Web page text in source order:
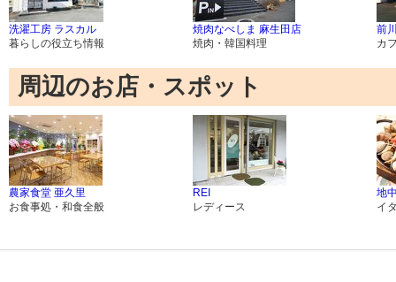
洗濯工房 ラスカル
暮らしの役立ち情報
焼肉なべしま 麻生田店
焼肉・韓国料理
前
カ
周辺のお店・スポット
農家食堂 亜久里
お食事処・和食全般
REI
レディース
地
イ